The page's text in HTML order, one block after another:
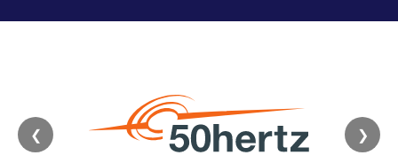
❮ ❯